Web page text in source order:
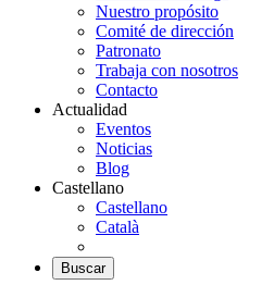
Nuestro propósito
Comité de dirección
Patronato
Trabaja con nosotros
Contacto
Actualidad
Eventos
Noticias
Blog
Castellano
Castellano
Català
Buscar